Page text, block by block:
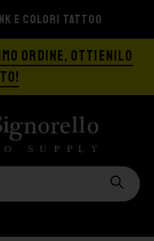
GRATIS A PARTIRE
ORDINE, OTTIENILO